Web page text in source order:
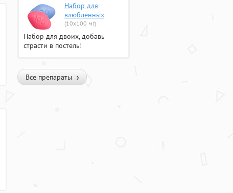
Набор для
влюбленных
(10х100 мг)
Набор для двоих, добавь
страсти в постель!
Все препараты